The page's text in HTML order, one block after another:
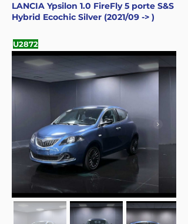
LANCIA Ypsilon 1.0 FireFly 5 porte S&S
Hybrid Ecochic Silver (2021/09 -> )
U2872